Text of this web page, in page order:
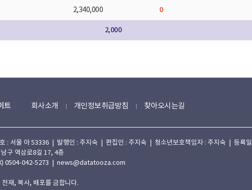
2,340,000 0
2,000
트 회사소개 개인정보취급방침 찾아오시는길
: 서울 아 53336 | 발행인 : 주지숙 | 편집인 : 주지숙 | 청소년보호책임자 : 주지숙 | 등록
구 역삼로8길 17, 4층
0504-042-5273 | news@datatooza.com
재, 복사, 배포를 금합니다.